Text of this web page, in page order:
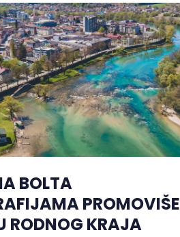
BOLTA
PROMOVIŠE
RODNOG KRAJA